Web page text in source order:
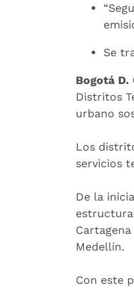
Se
Bogotá D.
Distritos
urbano
Los
servicios
De la
Medellín.
Con este